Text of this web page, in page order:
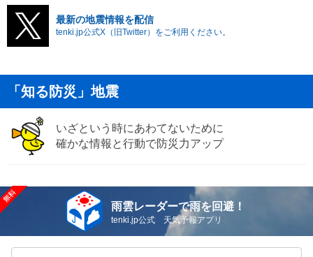
最新の地震情報を配信
tenki.jp公式X（旧Twitter）をご利用ください。
「知る防災」地震
いざという時にあわてないために
確かな情報と行動で防災力アップ
雨雲レーダーで雨を回避！
tenki.jp公式 天気予報アプリ